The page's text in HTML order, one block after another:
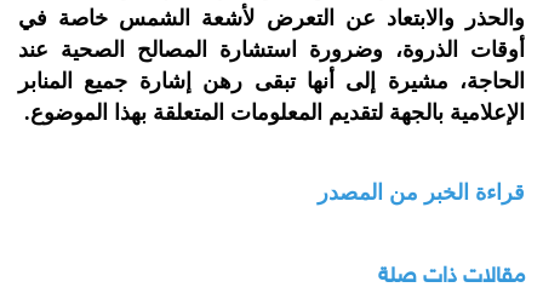
والحذر والابتعاد عن التعرض لأشعة الشمس خاصة في
أوقات الذروة، وضرورة استشارة المصالح الصحية عند
الحاجة، مشيرة إلى أنها تبقى رهن إشارة جميع المنابر
الإعلامية بالجهة لتقديم المعلومات المتعلقة بهذا الموضوع.
قراءة الخبر من المصدر
مقالات ذات صلة